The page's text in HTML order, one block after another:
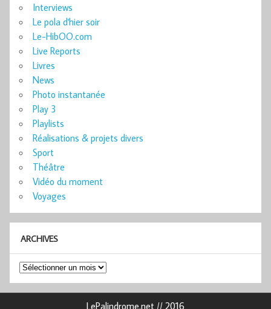
Interviews
Le pola d'hier soir
Le-HibOO.com
Live Reports
Livres
News
Photo instantanée
Play 3
Playlists
Réalisations & projets divers
Sport
Théâtre
Vidéo du moment
Voyages
ARCHIVES
Archives
LePalindrome.net // 2016